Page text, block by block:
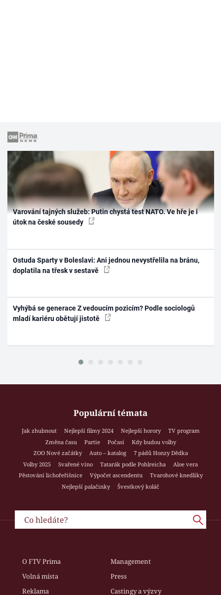
Varování tajných služeb: Putin chystá test NATO. Ve hře je i
útok na české sousedy
Ostuda Sparty v Boleslavi: Ani jednou nevystřelila na bránu,
doplatila na třesk v sestavě
Vyhýbá se generace Z vedoucím pozicím? Podle sociologů
mladí kariéru obětují jistotě
Populární témata
Jak zhubnout Nejlepší filmy 2024 Nejlepší horory
TV program
Změna času
Partie Počasí
Kdy budou volby
ZOO Nové začátky
Auto – katalog
7 pádů Honzy Dědka
Volby 2025
Svařené víno Tatarák podle Pohlreicha
Aloe vera
Pěstování lichořeřišnice
Výpočet ascendentu
Tvarohové knedlíky
Nejlepší palačinky
Švestkový koláč
O FTV Prima
Management
Volná místa
Press
Reklama
Castingy a výzvy